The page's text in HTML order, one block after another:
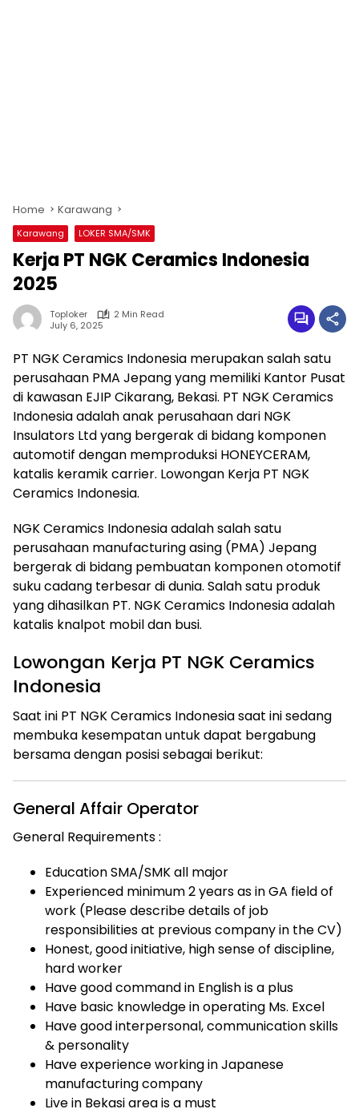
Home Karawang
Karawang LOKER SMA/SMK
Kerja PT NGK Ceramics Indonesia
2025
Toploker
2 Min Read
July 6, 2025
PT NGK Ceramics Indonesia merupakan salah satu
perusahaan PMA Jepang yang memiliki Kantor Pusat
di kawasan EJIP Cikarang, Bekasi. PT NGK Ceramics
Indonesia adalah anak perusahaan dari NGK
Insulators Ltd yang bergerak di bidang komponen
automotif dengan memproduksi HONEYCERAM,
katalis keramik carrier. Lowongan Kerja PT NGK
Ceramics Indonesia.
NGK Ceramics Indonesia adalah salah satu
perusahaan manufacturing asing (PMA) Jepang
bergerak di bidang pembuatan komponen otomotif
suku cadang terbesar di dunia. Salah satu produk
yang dihasilkan PT. NGK Ceramics Indonesia adalah
katalis knalpot mobil dan busi.
Lowongan Kerja PT NGK Ceramics
Indonesia
Saat ini PT NGK Ceramics Indonesia saat ini sedang
membuka kesempatan untuk dapat bergabung
bersama dengan posisi sebagai berikut:
General Affair Operator
General Requirements :
Education SMA/SMK all major
Experienced minimum 2 years as in GA field of
work (Please describe details of job
responsibilities at previous company in the CV)
Honest, good initiative, high sense of discipline,
hard worker
Have good command in English is a plus
Have basic knowledge in operating Ms. Excel
Have good interpersonal, communication skills
& personality
Have experience working in Japanese
manufacturing company
Live in Bekasi area is a must